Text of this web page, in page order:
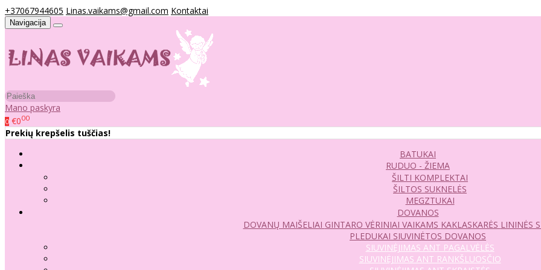
+37067944605 Linas.vaikams@gmail.com Kontaktai
Navigacija
Mano paskyra
0 €000
Prekių krepšelis tuščias!
BATUKAI
RUDUO - ŽIEMA
ŠILTI KOMPLEKTAI
ŠILTOS SUKNELĖS
MEGZTUKAI
DOVANOS
DOVANŲ MAIŠELIAI GINTARO VĖRINIAI VAIKAMS KAKLASKARĖS LININĖS
PLEDUKAI SIUVINĖTOS DOVANOS
SIUVINĖJIMAS ANT PAGALVĖLĖS
SIUVINĖJIMAS ANT RANKŠLUOSČIO